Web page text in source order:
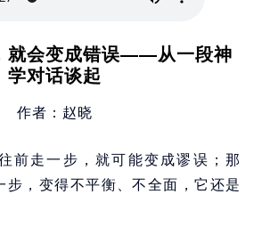
就会变成错误——从一段神
学对话谈起
作者：赵晓
前走一步，就可能变成谬误；那
步，变得不平衡、不全面，它还是